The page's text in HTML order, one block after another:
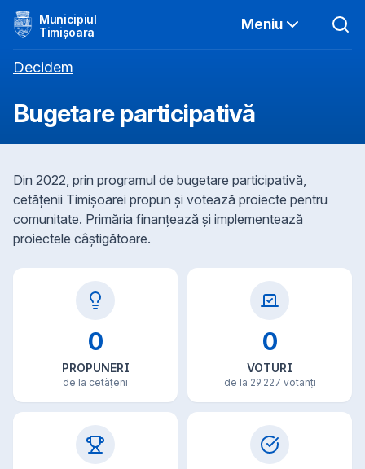
Municipiul
Timișoara
Meniu
Decidem
Bugetare participativă
Din 2022, prin programul de bugetare participativă,
cetățenii Timișoarei propun și votează proiecte pentru
comunitate. Primăria finanțează și implementează
proiectele câștigătoare.
0
PROPUNERI
de la cetățeni
0
VOTURI
de la 29.227 votanți